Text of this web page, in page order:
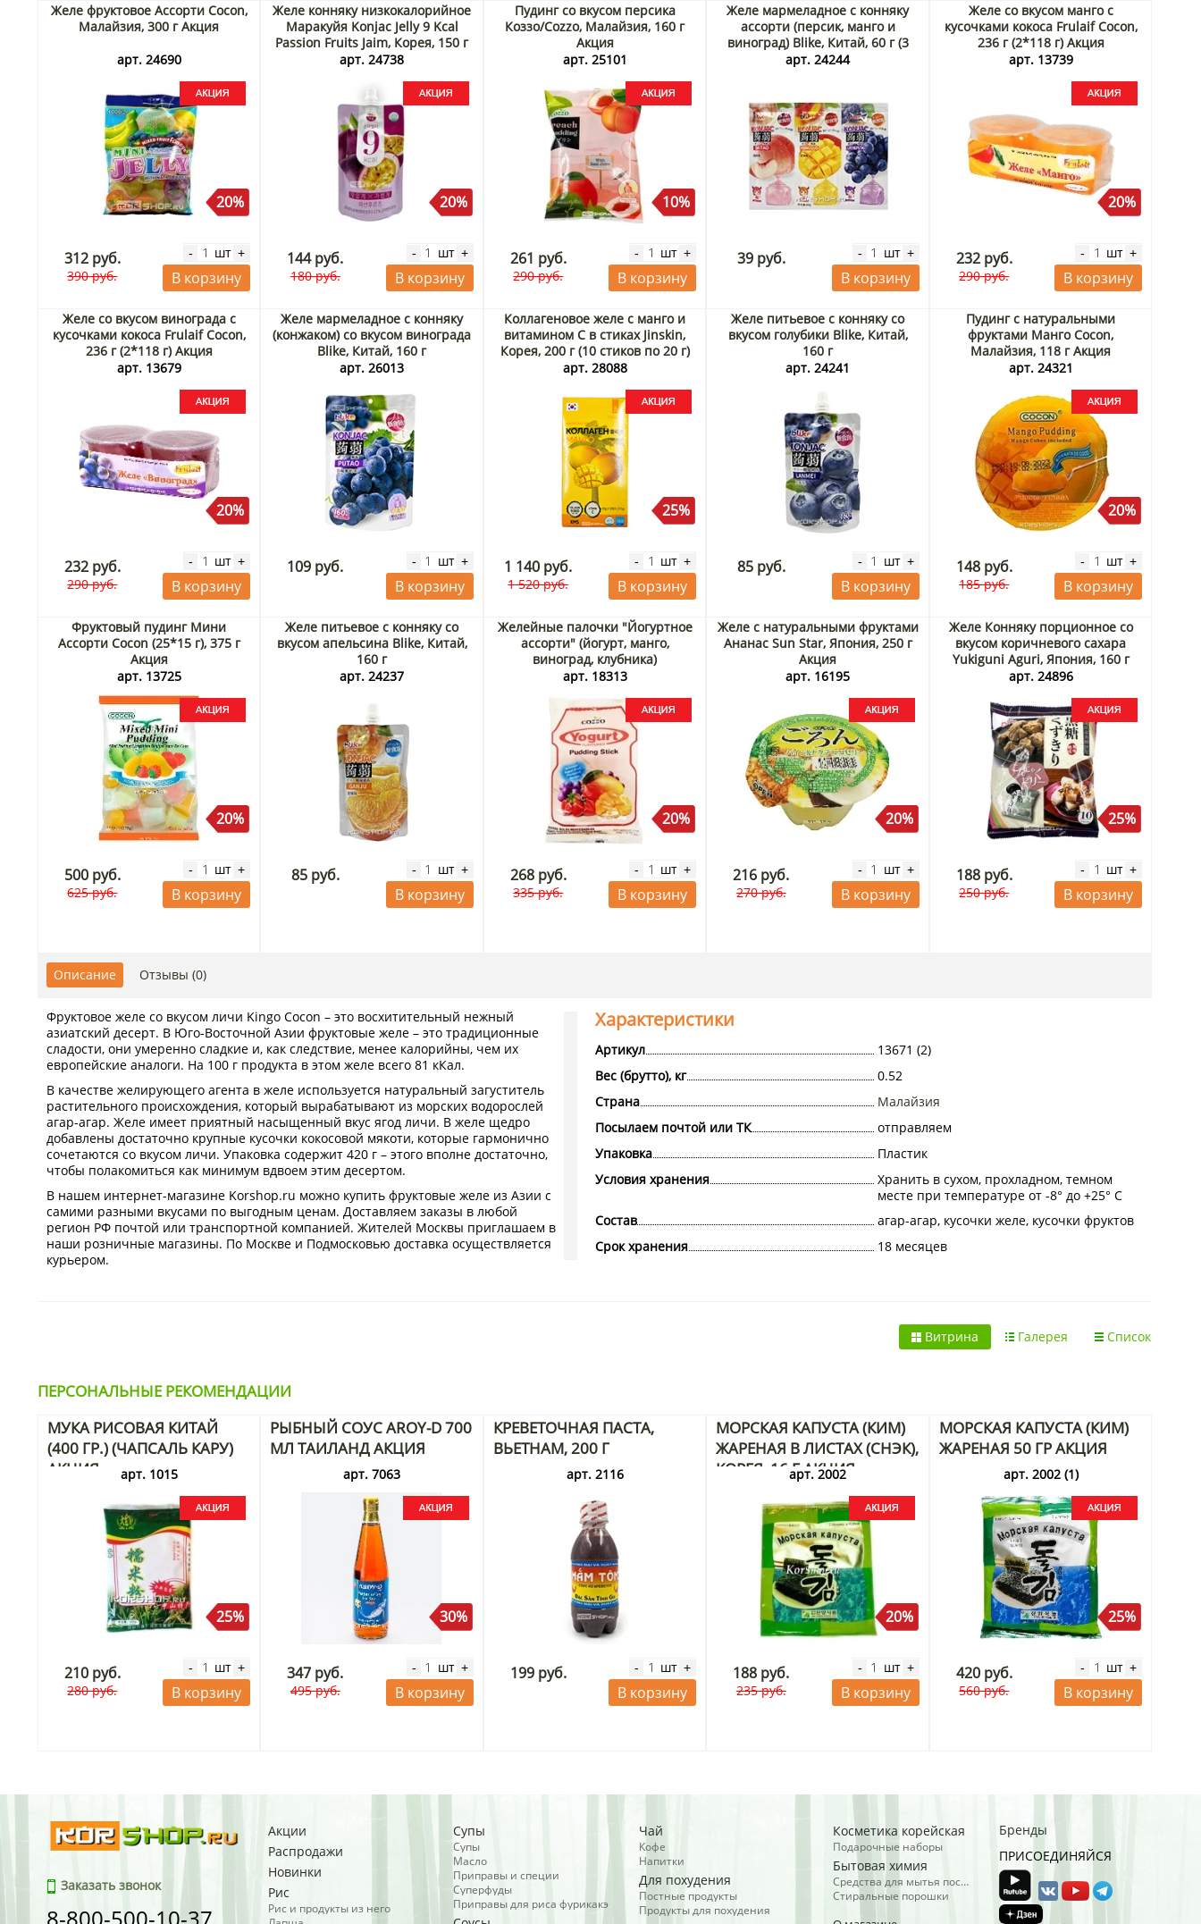
Желе фруктовое Ассорти Cocon,
Малайзия, 300 г Акция
арт. 24690
20%
312 руб.
390 руб.
- шт +
В корзину
Желе конняку низкокалорийное
Маракуйя Konjac Jelly 9 Kcal
Passion Fruits Jaim, Корея, 150 г
Акция
арт. 24738
20%
144 руб.
180 руб.
- шт +
В корзину
Пудинг со вкусом персика
Коззо/Cozzo, Малайзия, 160 г
Акция
арт. 25101
10%
261 руб.
290 руб.
- шт +
В корзину
Желе мармеладное с конняку
ассорти (персик, манго и
виноград) Blike, Китай, 60 г (3
шт)
арт. 24244
39 руб. - шт +
В корзину
Желе со вкусом манго с
кусочками кокоса Frulaif Cocon,
236 г (2*118 г) Акция
арт. 13739
20%
232 руб.
290 руб.
- шт +
В корзину
Желе со вкусом винограда с
кусочками кокоса Frulaif Cocon,
236 г (2*118 г) Акция
арт. 13679
20%
232 руб.
290 руб.
- шт +
В корзину
Желе мармеладное с конняку
(конжаком) со вкусом винограда
Blike, Китай, 160 г
арт. 26013
109 руб. - шт +
В корзину
Коллагеновое желе с манго и
витамином С в стиках Jinskin,
Корея, 200 г (10 стиков по 20 г)
Акция
арт. 28088
25%
1 140 руб.
1 520 руб.
- шт +
В корзину
Желе питьевое с конняку со
вкусом голубики Blike, Китай,
160 г
арт. 24241
85 руб. - шт +
В корзину
Пудинг с натуральными
фруктами Манго Cocon,
Малайзия, 118 г Акция
арт. 24321
20%
148 руб.
185 руб.
- шт +
В корзину
Фруктовый пудинг Мини
Ассорти Cocon (25*15 г), 375 г
Акция
арт. 13725
20%
500 руб.
625 руб.
- шт +
В корзину
Желе питьевое с конняку со
вкусом апельсина Blike, Китай,
160 г
арт. 24237
85 руб. - шт +
В корзину
Желейные палочки "Йогуртное
ассорти" (йогурт, манго,
виноград, клубника)
Коззо/Cozzo, Малайзия, 240 г
арт. 18313
20%
268 руб.
335 руб.
- шт +
В корзину
Желе с натуральными фруктами
Ананас Sun Star, Япония, 250 г
Акция
арт. 16195
20%
216 руб.
270 руб.
- шт +
В корзину
Желе Конняку порционное со
вкусом коричневого сахара
Yukiguni Aguri, Япония, 160 г
Акция
арт. 24896
25%
188 руб.
250 руб.
- шт +
В корзину
Описание Отзывы (0)
Характеристики
Артикул
13671 (2)
Вес (брутто), кг
0.52
Страна
Малайзия
Посылаем почтой или ТК
отправляем
Упаковка
Пластик
Условия хранения
Хранить в сухом, прохладном, темном
месте при температуре от -8° до +25° С
Состав
агар-агар, кусочки желе, кусочки фруктов
Срок хранения
18 месяцев
Фруктовое желе со вкусом личи Kingo Cocon – это восхитительный нежный
азиатский десерт. В Юго-Восточной Азии фруктовые желе – это традиционные
сладости, они умеренно сладкие и, как следствие, менее калорийны, чем их
европейские аналоги. На 100 г продукта в этом желе всего 81 кКал.
В качестве желирующего агента в желе используется натуральный загуститель
растительного происхождения, который вырабатывают из морских водорослей
агар-агар. Желе имеет приятный насыщенный вкус ягод личи. В желе щедро
добавлены достаточно крупные кусочки кокосовой мякоти, которые гармонично
сочетаются со вкусом личи. Упаковка содержит 420 г – этого вполне достаточно,
чтобы полакомиться как минимум вдвоем этим десертом.
В нашем интернет-магазине Korshop.ru можно купить фруктовые желе из Азии с
самими разными вкусами по выгодным ценам. Доставляем заказы в любой
регион РФ почтой или транспортной компанией. Жителей Москвы приглашаем в
наши розничные магазины. По Москве и Подмосковью доставка осуществляется
курьером.
Список
Галерея
Витрина
ПЕРСОНАЛЬНЫЕ РЕКОМЕНДАЦИИ
МУКА РИСОВАЯ КИТАЙ
(400 ГР.) (ЧАПСАЛЬ КАРУ)
АКЦИЯ
арт. 1015
25%
210 руб.
280 руб.
- шт +
В корзину
РЫБНЫЙ СОУС AROY-D 700
МЛ ТАИЛАНД АКЦИЯ
арт. 7063
30%
347 руб.
495 руб.
- шт +
В корзину
КРЕВЕТОЧНАЯ ПАСТА,
ВЬЕТНАМ, 200 Г
арт. 2116
199 руб. - шт +
В корзину
МОРСКАЯ КАПУСТА (КИМ)
ЖАРЕНАЯ В ЛИСТАХ (СНЭК),
КОРЕЯ, 16 Г АКЦИЯ
арт. 2002
20%
188 руб.
235 руб.
- шт +
В корзину
МОРСКАЯ КАПУСТА (КИМ)
ЖАРЕНАЯ 50 ГР АКЦИЯ
арт. 2002 (1)
25%
420 руб.
560 руб.
- шт +
В корзину
Заказать звонок
8-800-500-10-37
Акции
Распродажи
Новинки
Рис
Рис и продукты из него
Супы
Супы
Масло
Приправы и специи
Суперфуды
Приправы для риса фурикакэ
Чай
Кофе
Напитки
Для похудения
Постные продукты
Продукты для похудения
Косметика корейская
Подарочные наборы
Бытовая химия
Средства для мытья посуды
Стиральные порошки
Бренды
ПРИСОЕДИНЯЙСЯ